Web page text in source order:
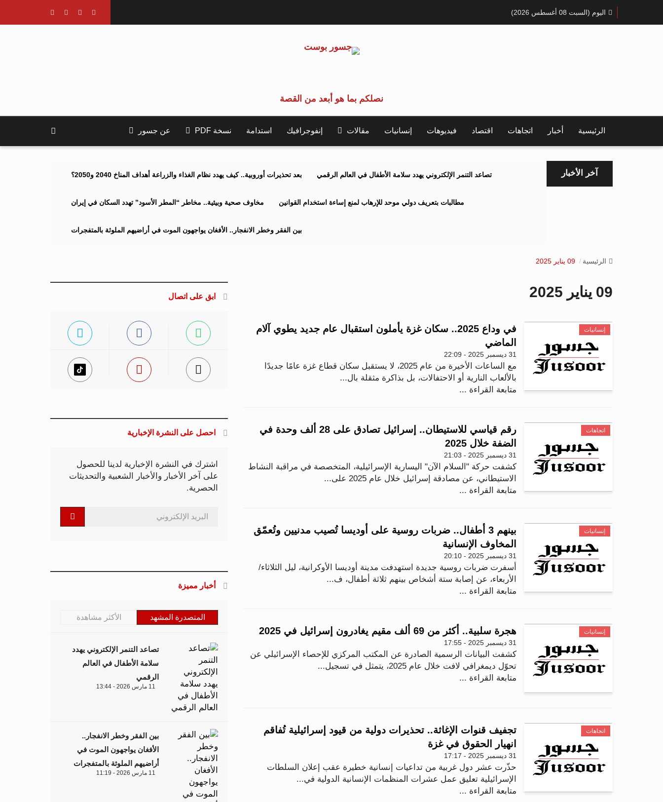
اليوم (السبت 08 أغسطس 2026)
نصلكم بما هو أبعد من القصة
الرئيسية أخبار اتجاهات اقتصاد فيديوهات إنسانيات مقالات إنفوجرافيك استدامة نسخة PDF عن جسور
آخر الأخبار بعد تحذيرات أوروبية.. كيف يهدد نظام الغذاء والزراعة أهداف المناخ 2040 و2050؟ تصاعد التنمر الإلكتروني يهدد سلامة الأطفال في العالم الرقمي
مخاوف صحية وبيئية.. مخاطر “المطر الأسود” تهدد السكان في إيران مطالبات بتعريف دولي موحد للإرهاب لمنع إساءة استخدام القوانين
بين الفقر وخطر الانفجار.. الأفغان يواجهون الموت في أراضيهم الملوثة بالمتفجرات
الرئيسية 09 يناير 2025
09 يناير 2025
إنسانيات
في وداع 2025.. سكان غزة يأملون استقبال عام جديد يطوي آلام
الماضي
31 ديسمبر 2025 - 22:09
مع الساعات الأخيرة من عام 2025، لا يستقبل سكان قطاع غزة عامًا جديدًا
بالألعاب النارية أو الاحتفالات، بل بذاكرة مثقلة بال...
متابعة القراءة ...
اتجاهات
رقم قياسي للاستيطان.. إسرائيل تصادق على 28 ألف وحدة في
الضفة خلال 2025
31 ديسمبر 2025 - 21:03
كشفت حركة "السلام الآن" اليسارية الإسرائيلية، المتخصصة في مراقبة النشاط
الاستيطاني، عن مصادقة إسرائيل خلال عام 2025 على...
متابعة القراءة ...
إنسانيات
بينهم 3 أطفال.. ضربات روسية على أوديسا تُصيب مدنيين وتُعمّق
المخاوف الإنسانية
31 ديسمبر 2025 - 20:10
أسفرت ضربات روسية جديدة استهدفت مدينة أوديسا الأوكرانية، ليل الثلاثاء/
الأربعاء، عن إصابة ستة أشخاص بينهم ثلاثة أطفال، ف...
متابعة القراءة ...
إنسانيات هجرة سلبية.. أكثر من 69 ألف مقيم يغادرون إسرائيل في 2025
31 ديسمبر 2025 - 17:55
كشفت البيانات الرسمية الصادرة عن المكتب المركزي للإحصاء الإسرائيلي عن
تحوّل ديمغرافي لافت خلال عام 2025، يتمثل في تسجيل...
متابعة القراءة ...
اتجاهات
تجفيف قنوات الإغاثة.. تحذيرات دولية من قيود إسرائيلية تُفاقم
انهيار الحقوق في غزة
31 ديسمبر 2025 - 17:17
حذّرت عشر دول غربية من تداعيات إنسانية خطيرة عقب إعلان السلطات
الإسرائيلية تعليق عمل عشرات المنظمات الإنسانية الدولية في...
متابعة القراءة ...
ابق على اتصال
احصل على النشرة الإخبارية
اشترك في النشرة الإخبارية لدينا للحصول
على آخر الأخبار والأخبار الشعبية والتحديثات
الحصرية.
أخبار مميزة
المتصدرة المشهد الأكثر مشاهدة
تصاعد التنمر الإلكتروني يهدد
سلامة الأطفال في العالم
الرقمي
11 مارس 2026 - 13:44
بين الفقر وخطر الانفجار..
الأفغان يواجهون الموت في
أراضيهم الملوثة بالمتفجرات
11 مارس 2026 - 11:19